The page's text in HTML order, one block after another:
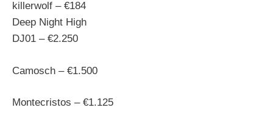
killerwolf – €184
Deep Night High
DJ01 – €2.250
Camosch – €1.500
Montecristos – €1.125